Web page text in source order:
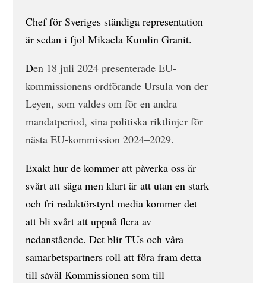
Chef för Sveriges ständiga representation
är sedan i fjol Mikaela Kumlin Granit.
Den 18 juli 2024 presenterade EU-
kommissionens ordförande Ursula von der
Leyen, som valdes om för en andra
mandatperiod, sina politiska riktlinjer för
nästa EU-kommission 2024–2029.
Exakt hur de kommer att påverka oss är
svårt att säga men klart är att utan en stark
och fri redaktörstyrd media kommer det
att bli svårt att uppnå flera av
nedanstående. Det blir TUs och våra
samarbetspartners roll att föra fram detta
till såväl Kommissionen som till